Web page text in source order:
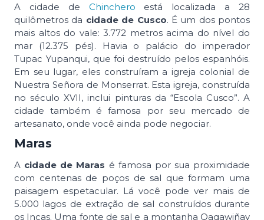
A cidade de Chinchero está localizada a 28
quilômetros da cidade de Cusco. É um dos pontos
mais altos do vale: 3.772 metros acima do nível do
mar (12.375 pés). Havia o palácio do imperador
Tupac Yupanqui, que foi destruído pelos espanhóis.
Em seu lugar, eles construíram a igreja colonial de
Nuestra Señora de Monserrat. Esta igreja, construída
no século XVII, inclui pinturas da “Escola Cusco”. A
cidade também é famosa por seu mercado de
artesanato, onde você ainda pode negociar.
Maras
A cidade de Maras é famosa por sua proximidade
com centenas de poços de sal que formam uma
paisagem espetacular. Lá você pode ver mais de
5.000 lagos de extração de sal construídos durante
os Incas. Uma fonte de sal e a montanha Qaqawiñay